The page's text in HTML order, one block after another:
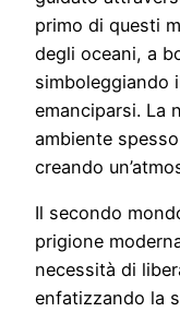
primo di questi
degli oceani, a
simboleggiando
emanciparsi. La
ambiente
creando
Il secondo
prigione
necessità di
enfatizzando la